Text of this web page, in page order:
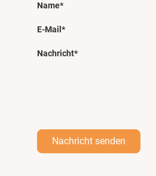
Name*
E-Mail*
Nachricht*
Nachricht senden